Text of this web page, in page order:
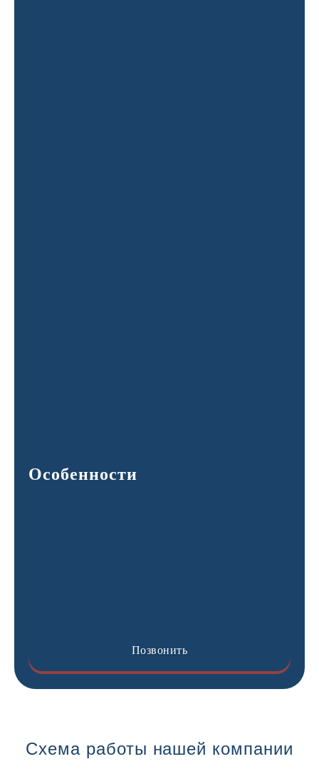
Особенности
Позвонить
Схема работы нашей компании